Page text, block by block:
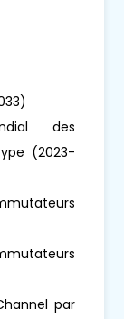
des
(2023-
par